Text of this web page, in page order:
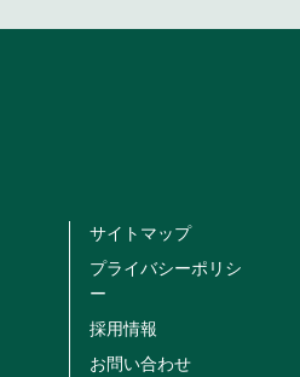
サイトマップ
プライバシーポリシ
ー
採用情報
お問い合わせ